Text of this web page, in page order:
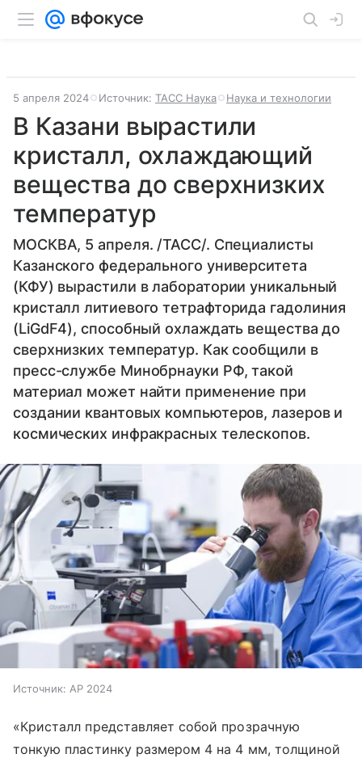
5 апреля 2024 Источник: ТАСС Наука Наука и технологии
В Казани вырастили
кристалл, охлаждающий
вещества до сверхнизких
температур
МОСКВА, 5 апреля. /ТАСС/. Специалисты
Казанского федерального университета
(КФУ) вырастили в лаборатории уникальный
кристалл литиевого тетрафторида гадолиния
(LiGdF4), способный охлаждать вещества до
сверхнизких температур. Как сообщили в
пресс-службе Минобрнауки РФ, такой
материал может найти применение при
создании квантовых компьютеров, лазеров и
космических инфракрасных телескопов.
Источник: AP 2024
«Кристалл представляет собой прозрачную
тонкую пластинку размером 4 на 4 мм, толщиной